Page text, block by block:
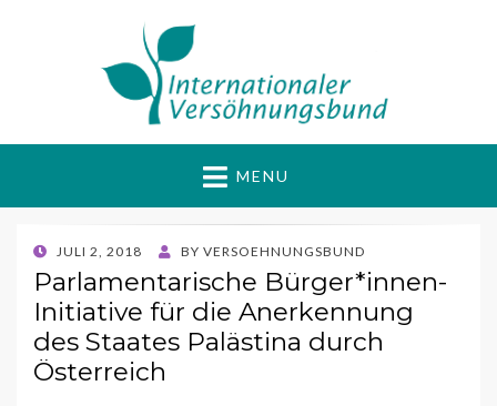
Internationaler
Versöhnungsbund
Gewaltfrei Aktiv für Frieden und Gerechtigkeit
MENU
POSTED
ON
JULI 2, 2018 BY VERSOEHNUNGSBUND
Parlamentarische Bürger*innen-
Initiative für die Anerkennung
des Staates Palästina durch
Österreich